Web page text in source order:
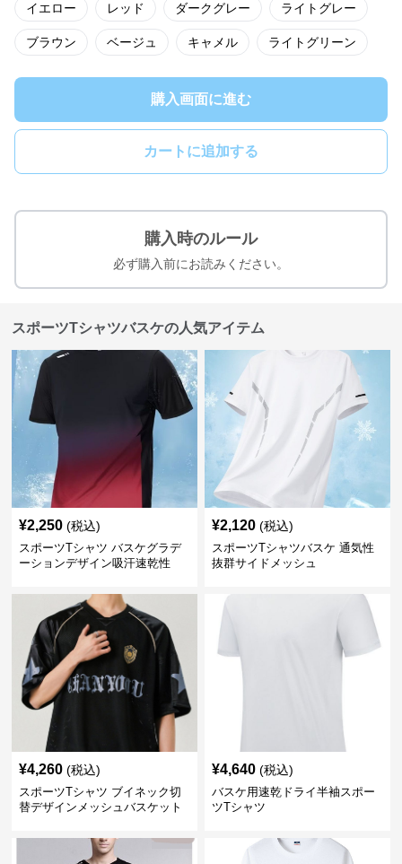
イエロー レッド ダークグレー ライトグレー
ブラウン ベージュ キャメル ライトグリーン
購入画面に進む
カートに追加する
購入時のルール
必ず購入前にお読みください。
スポーツTシャツバスケの人気アイテム
¥2,250 (税込)
スポーツTシャツ バスケグラデ
ーションデザイン吸汗速乾性
¥2,120 (税込)
スポーツTシャツバスケ 通気性
抜群サイドメッシュ
¥4,260 (税込)
スポーツTシャツ ブイネック切
替デザインメッシュバスケット
¥4,640 (税込)
バスケ用速乾ドライ半袖スポー
ツTシャツ